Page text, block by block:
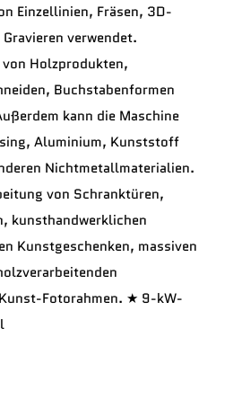
Einzellinien, Fräsen, 3D-
verwendet.
Holzprodukten,
Buchstabenformen
kann die Maschine
Aluminium, Kunststoff
Nichtmetallmaterialien.
von Schranktüren,
kunsthandwerklichen
Kunstgeschenken, massiven
Fotorahmen. ★ 9-kW-